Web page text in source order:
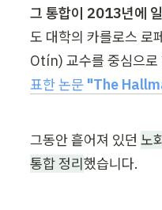
그 통합이 2013년에
도 대학의 카를로스
Otín) 교수를 중심으로
표한 논문 "The
그동안 흩어져 있던 노
통합 정리했습니다.